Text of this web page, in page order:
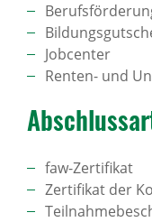
Jobcenter
Renten- und
faw-Zertifikat
Zertifikat der